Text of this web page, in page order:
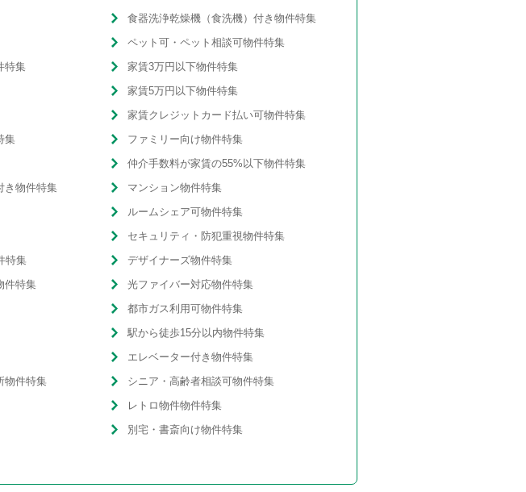
食器洗浄乾燥機（食洗機）付き物件特集
ペット可・ペット相談可物件特集
特集
家賃3万円以下物件特集
家賃5万円以下物件特集
家賃クレジットカード払い可物件特集
集
ファミリー向け物件特集
仲介手数料が家賃の55%以下物件特集
き物件特集
マンション物件特集
ルームシェア可物件特集
セキュリティ・防犯重視物件特集
特集
デザイナーズ物件特集
件特集
光ファイバー対応物件特集
都市ガス利用可物件特集
駅から徒歩15分以内物件特集
エレベーター付き物件特集
物件特集
シニア・高齢者相談可物件特集
レトロ物件物件特集
別宅・書斎向け物件特集